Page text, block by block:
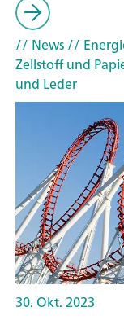
// News//
Zellstoff und
und Leder
30. Okt. 2023